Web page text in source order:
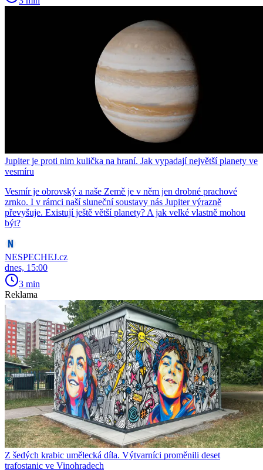
Jupiter je proti nim kulička na hraní. Jak vypadají největší planety ve
vesmíru
Vesmír je obrovský a naše Země je v něm jen drobné prachové
zrnko. I v rámci naší sluneční soustavy nás Jupiter výrazně
převyšuje. Existují ještě větší planety? A jak velké vlastně mohou
být?
NESPECHEJ.cz
dnes, 15:00
3 min
Reklama
Z šedých krabic umělecká díla. Výtvarníci proměnili deset
trafostanic ve Vinohradech